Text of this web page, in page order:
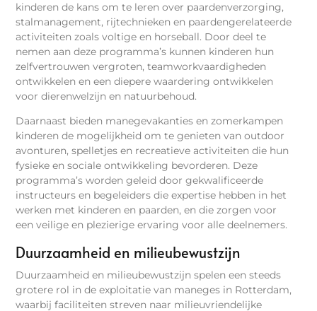
kinderen de kans om te leren over paardenverzorging,
stalmanagement, rijtechnieken en paardengerelateerde
activiteiten zoals voltige en horseball. Door deel te
nemen aan deze programma’s kunnen kinderen hun
zelfvertrouwen vergroten, teamworkvaardigheden
ontwikkelen en een diepere waardering ontwikkelen
voor dierenwelzijn en natuurbehoud.
Daarnaast bieden manegevakanties en zomerkampen
kinderen de mogelijkheid om te genieten van outdoor
avonturen, spelletjes en recreatieve activiteiten die hun
fysieke en sociale ontwikkeling bevorderen. Deze
programma’s worden geleid door gekwalificeerde
instructeurs en begeleiders die expertise hebben in het
werken met kinderen en paarden, en die zorgen voor
een veilige en plezierige ervaring voor alle deelnemers.
Duurzaamheid en milieubewustzijn
Duurzaamheid en milieubewustzijn spelen een steeds
grotere rol in de exploitatie van maneges in Rotterdam,
waarbij faciliteiten streven naar milieuvriendelijke